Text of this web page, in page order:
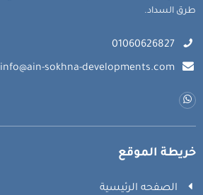
طرق السداد.
01060626827
info@ain-sokhna-developments.com
خريطة الموقع
الصفحه الرئيسية